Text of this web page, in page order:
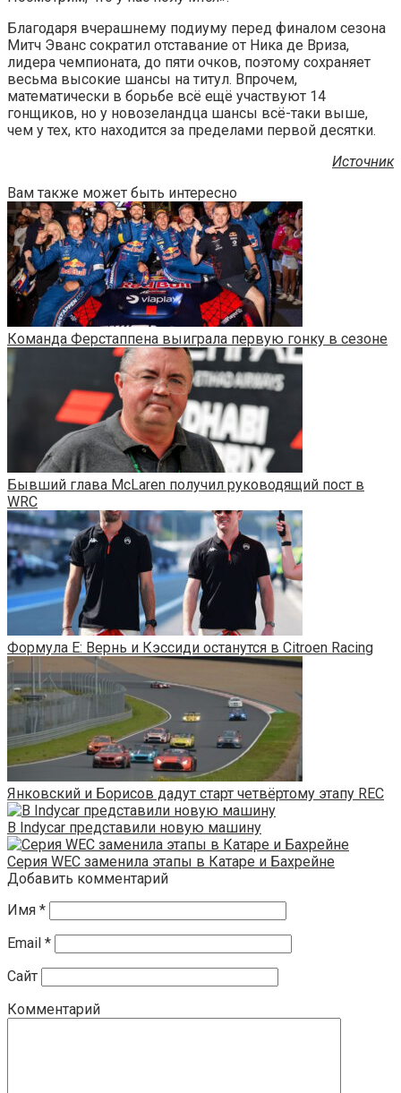
Благодаря вчерашнему подиуму перед финалом сезона
Митч Эванс сократил отставание от Ника де Вриза,
лидера чемпионата, до пяти очков, поэтому сохраняет
весьма высокие шансы на титул. Впрочем,
математически в борьбе всё ещё участвуют 14
гонщиков, но у новозеландца шансы всё-таки выше,
чем у тех, кто находится за пределами первой десятки.
Источник
Вам также может быть интересно
Команда Ферстаппена выиграла первую гонку в сезоне
Бывший глава McLaren получил руководящий пост в
WRC
Формула Е: Вернь и Кэссиди останутся в Citroen Racing
Янковский и Борисов дадут старт четвёртому этапу REC
В Indycar представили новую машину
Серия WEC заменила этапы в Катаре и Бахрейне
Добавить комментарий
Имя *
Email *
Сайт
Комментарий